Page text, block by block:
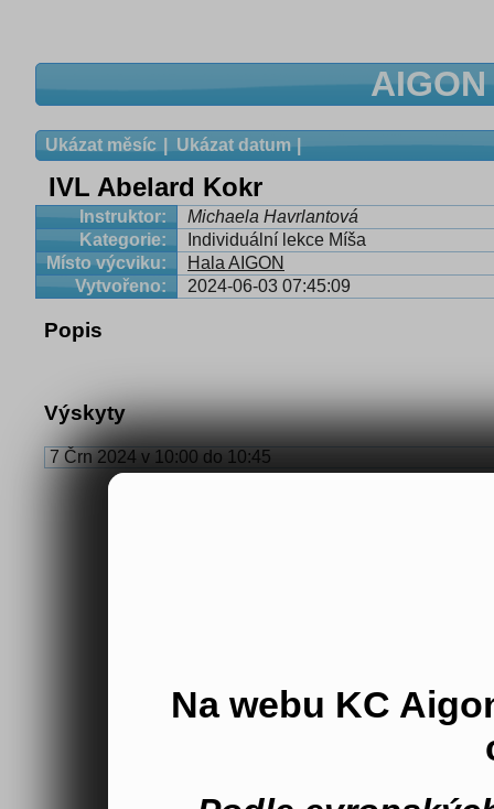
Na webu KC
Ukázat měsíc Ukázat datum
IVL Abelard Kokr
Instruktor:
Michaela Havrlantová
Kategorie:
Individuální lekce Míša
Místo výcviku:
Hala AIGON
Vytvořeno:
2024-06-03 07:45:09
Popis
Výskyty
7 Črn 2024 v 10:00 do 10:45